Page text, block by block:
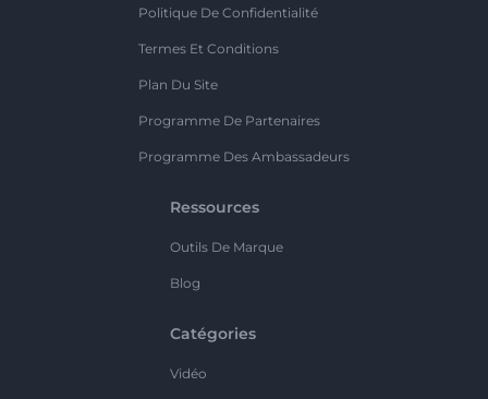
Politique De Confidentialité
Termes Et Conditions
Plan Du Site
Programme De Partenaires
Programme Des Ambassadeurs
Ressources
Outils De Marque
Blog
Catégories
Vidéo